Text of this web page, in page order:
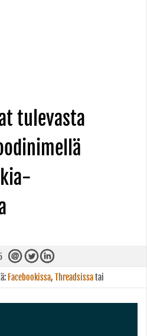
tulevasta
Facebookissa, Threadsissatai